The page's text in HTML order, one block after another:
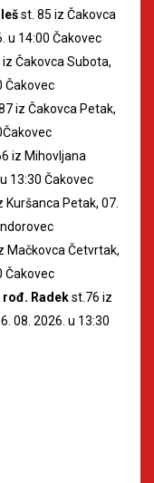
st. 85 iz Čakovca
u 14:00 Čakovec
Čakovca Subota,
Čakovec
iz Čakovca Petak,
iz Mihovljana
13:30 Čakovec
Kuršanca Petak, 07.
Mačkovca Četvrtak,
Čakovec
rođ. Radekst.76 iz
08. 2026. u 13:30